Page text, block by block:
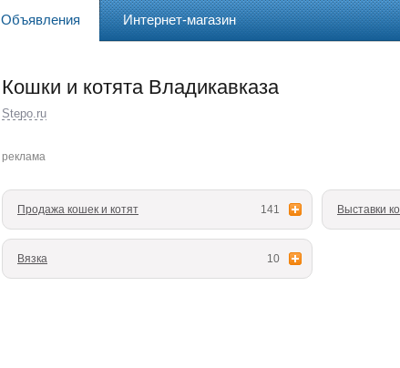
Объявления Интернет-магазин
Кошки и котята Владикавказа
Stepo.ru
реклама
Продажа кошек и котят 141 Выставки
Вязка 10